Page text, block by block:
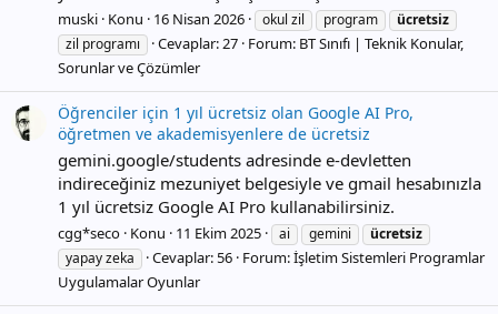
muski Konu 16 Nisan 2026 okul zil program
ücretsiz
zil programı
Cevaplar: 27 Forum: BT Sınıfı | Teknik Konular,
Sorunlar ve Çözümler
Öğrenciler için 1 yıl ücretsiz olan Google AI Pro,
öğretmen ve akademisyenlere de ücretsiz
gemini.google/students adresinde e-devletten
indireceğiniz mezuniyet belgesiyle ve gmail hesabınızla
1 yıl ücretsiz Google AI Pro kullanabilirsiniz.
cgg*seco Konu 11 Ekim 2025 ai gemini
ücretsiz
yapay zeka
Cevaplar: 56 Forum:İşletim Sistemleri Programlar
Uygulamalar Oyunlar